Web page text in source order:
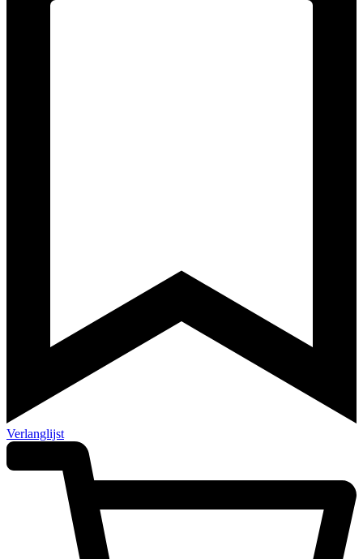
Verlanglijst